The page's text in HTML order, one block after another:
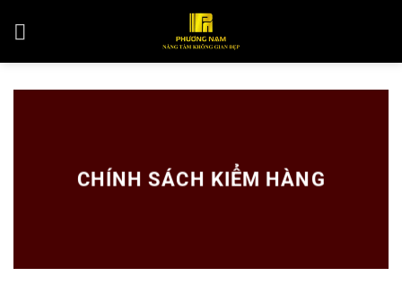
CHÍNH SÁCH KIỂM HÀNG